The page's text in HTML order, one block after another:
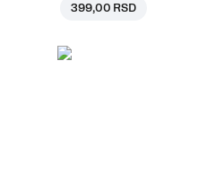
399,00 RSD